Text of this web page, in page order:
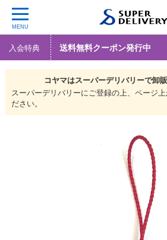
MENU
入会特典 送料無料クーポン発行中
コヤマはスーパーデリバリーで卸
スーパーデリバリーにご登録の上、ページ
ださい。